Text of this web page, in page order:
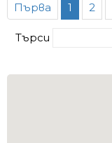
Първа 1 2
Търси